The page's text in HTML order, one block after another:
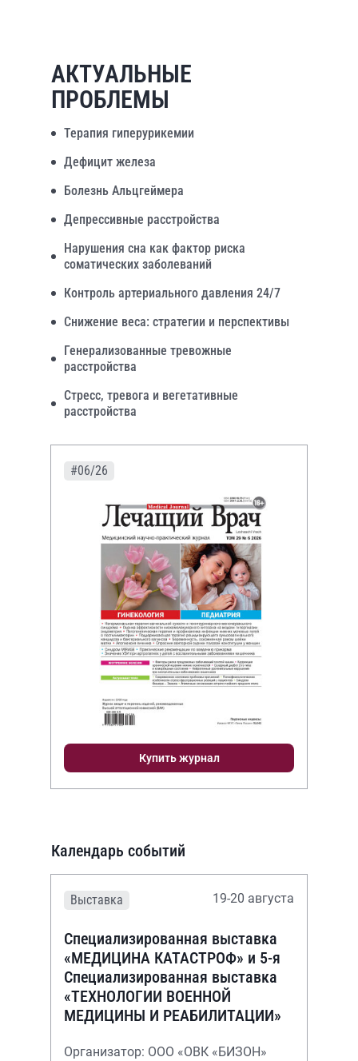
АКТУАЛЬНЫЕ
ПРОБЛЕМЫ
Терапия гиперурикемии
Дефицит железа
Болезнь Альцгеймера
Депрессивные расстройства
Нарушения сна как фактор риска
соматических заболеваний
Контроль артериального давления 24/7
Снижение веса: стратегии и перспективы
Генерализованные тревожные
расстройства
Стресс, тревога и вегетативные
расстройства
#06/26
Купить журнал
Календарь событий
Выставка 19-20 августа
Специализированная выставка
«МЕДИЦИНА КАТАСТРОФ» и 5-я
Специализированная выставка
«ТЕХНОЛОГИИ ВОЕННОЙ
МЕДИЦИНЫ И РЕАБИЛИТАЦИИ»
Организатор: ООО «ОВК «БИЗОН»